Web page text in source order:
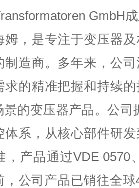
GmbH
姆，是专注于变压器
制造商。多年来，公
求的精准把握和持续
景的变压器产品。公
体系，从核心部件研
，产品通过VDE 0570
，公司产品已销往全球